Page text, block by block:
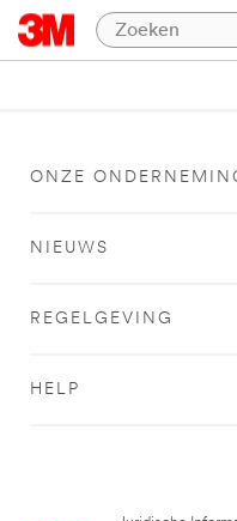
ONZE
NIEUWS
REGELGEVING
HELP